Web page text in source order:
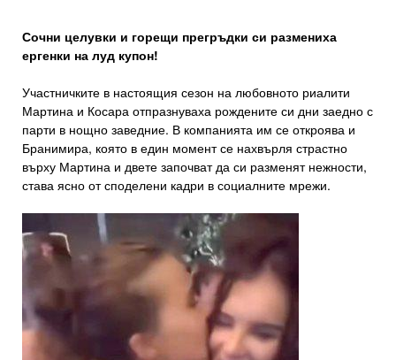
Сочни целувки и горещи прегръдки си размениха
ергенки на луд купон!
Участничките в настоящия сезон на любовното риалити
Мартина и Косара отпразнуваха рождените си дни заедно с
парти в нощно заведние. В компанията им се откроява и
Бранимира, която в един момент се нахвърля страстно
върху Мартина и двете започват да си разменят нежности,
става ясно от споделени кадри в социалните мрежи.